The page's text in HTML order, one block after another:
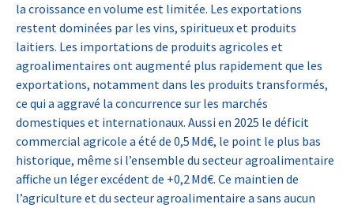
la croissance en volume est limitée. Les exportations
restent dominées par les vins, spiritueux et produits
laitiers. Les importations de produits agricoles et
agroalimentaires ont augmenté plus rapidement que les
exportations, notamment dans les produits transformés,
ce qui a aggravé la concurrence sur les marchés
domestiques et internationaux. Aussi en 2025 le déficit
commercial agricole a été de 0,5 Md€, le point le plus bas
historique, même si l’ensemble du secteur agroalimentaire
affiche un léger excédent de +0,2 Md€. Ce maintien de
l’agriculture et du secteur agroalimentaire a sans aucun